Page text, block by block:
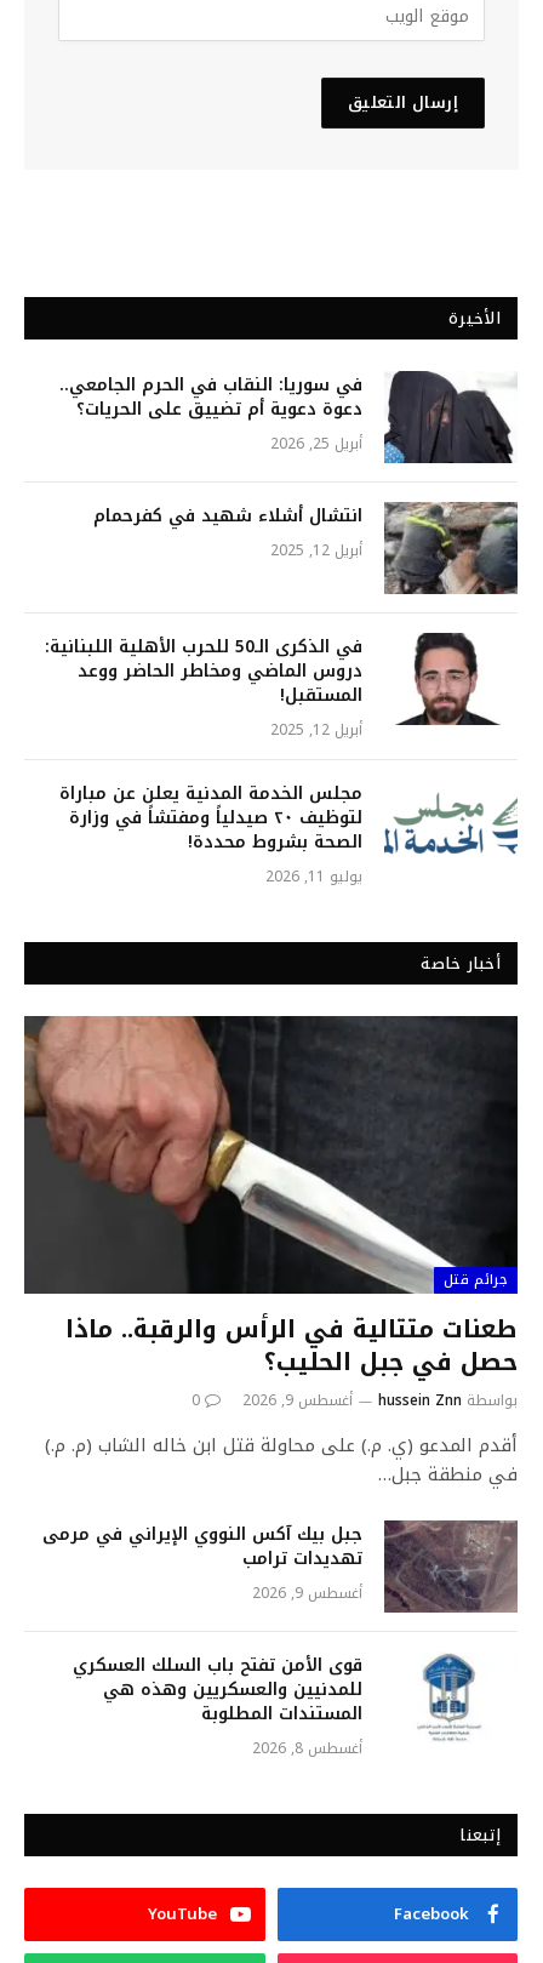
الأخيرة
في سوريا: النقاب في الحرم الجامعي..
دعوة دعوية أم تضييق على الحريات؟
أبريل 25, 2026
انتشال أشلاء شهيد في كفرحمام
أبريل 12, 2025
في الذكرى الـ50 للحرب الأهلية اللبنانية:
دروس الماضي ومخاطر الحاضر ووعد
المستقبل!
أبريل 12, 2025
مجلس الخدمة المدنية يعلن عن مباراة
لتوظيف ٢٠ صيدلياً ومفتشاً في وزارة
الصحة بشروط محددة!
يوليو 11, 2026
أخبار خاصة
جرائم قتل
طعنات متتالية في الرأس والرقبة.. ماذا
حصل في جبل الحليب؟
بواسطة hussein Znn أغسطس 9, 2026 0
أقدم المدعو (ي. م.) على محاولة قتل ابن خاله الشاب (م. م.)
في منطقة جبل…
جبل بيك آكس النووي الإيراني في مرمى
تهديدات ترامب
أغسطس 9, 2026
قوى الأمن تفتح باب السلك العسكري
للمدنيين والعسكريين وهذه هي
المستندات المطلوبة
أغسطس 8, 2026
إتبعنا
Facebook
YouTube